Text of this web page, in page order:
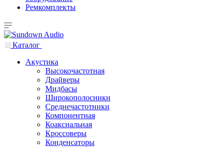
Ремкомплекты
Каталог
Акустика
Высокочастотная
Драйверы
Мидбасы
Широкополосники
Среднечастотники
Компонентная
Коаксиальная
Кроссоверы
Конденсаторы